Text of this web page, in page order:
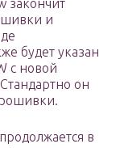
закончит
и
будет указан
с новой
он
в